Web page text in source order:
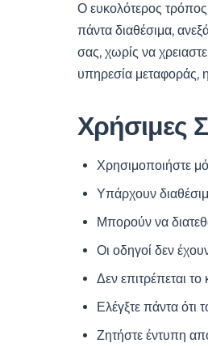
Ο ευκολότερος τρόπος
πάντα διαθέσιμα,
σας, χωρίς να
υπηρεσία μεταφοράς, η
Χρήσιμες
Χρησιμοποιήστε
Υπάρχουν
Μπορούν να
Οι οδηγοί δεν
Δεν επιτρέπεται
Ελέγξτε πάντα ότι
Ζητήστε έντυπη